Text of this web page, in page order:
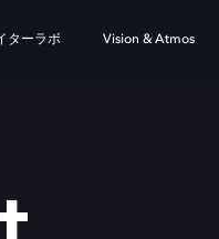
ターラボ Vision & Atmos